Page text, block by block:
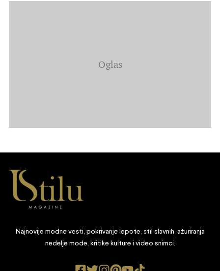
Najnovije modne vesti, pokrivanje lepote, stil slavnih, ažuriranja
nedelje mode, kritike kulture i video snimci.